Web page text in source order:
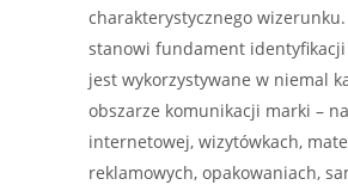
charakterystycznego wizerunku.
stanowi fundament
jest wykorzystywane w niemal
obszarze komunikacji marki –
internetowej, wizytówkach,
reklamowych, opakowaniach,